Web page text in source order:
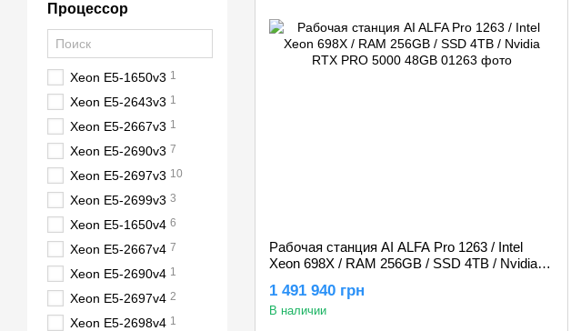
Рабочая станция AI ALFA Pro 1263 / Intel
Xeon 698X / RAM 256GB / SSD 4TB / Nvidia
1 491 940 грн
В наличии
Процессор
Xeon E5-1650v3 1
Xeon E5-2643v3 1
Xeon E5-2667v3 1
Xeon E5-2690v3 7
Xeon E5-2697v3 10
Xeon E5-2699v3 3
Xeon E5-1650v4 6
Xeon E5-2667v4 7
Xeon E5-2690v4 1
Xeon E5-2697v4 2
Xeon E5-2698v4 1